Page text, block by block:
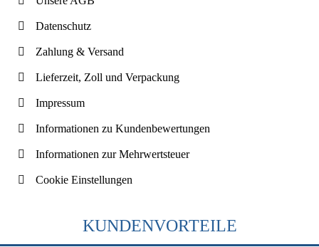
Datenschutz
Zahlung & Versand
Lieferzeit, Zoll und Verpackung
Impressum
Informationen zu Kundenbewertungen
Informationen zur Mehrwertsteuer
Cookie Einstellungen
KUNDENVORTEILE